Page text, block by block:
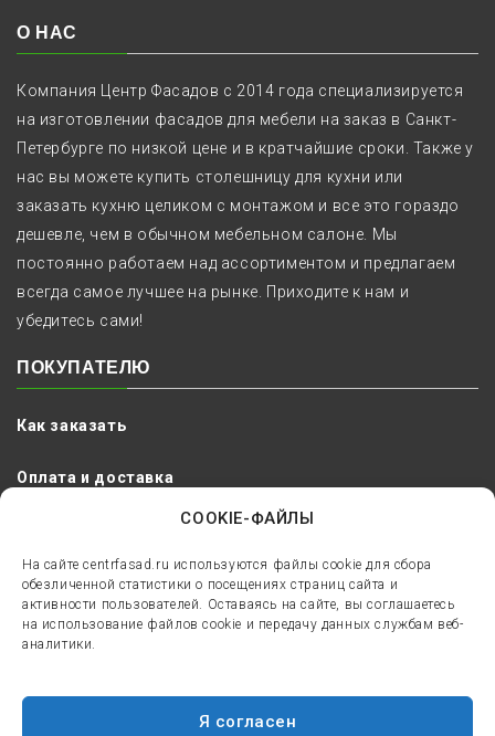
COOKIE-ФАЙЛЫ
На сайте centrfasad.ru используются файлы cookie для сбора
обезличенной статистики о посещениях страниц сайта и
активности пользователей. Оставаясь на сайте, вы соглашаетесь
на использование файлов cookie и передачу данных службам веб-
аналитики.
Я согласен
О НАС
Компания Центр Фасадов с 2014 года специализируется
на изготовлении фасадов для мебели на заказ в Санкт-
Петербурге по низкой цене и в кратчайшие сроки. Также у
нас вы можете купить столешницу для кухни или
заказать кухню целиком с монтажом и все это гораздо
дешевле, чем в обычном мебельном салоне. Мы
постоянно работаем над ассортиментом и предлагаем
всегда самое лучшее на рынке. Приходите к нам и
убедитесь сами!
ПОКУПАТЕЛЮ
Как заказать
Оплата и доставка
Наши работы
Цены